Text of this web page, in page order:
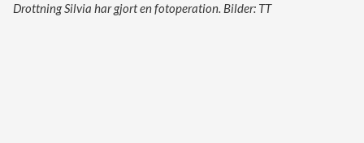
Drottning Silvia har gjort en fotoperation. Bilder: TT